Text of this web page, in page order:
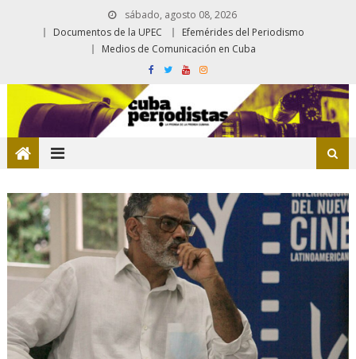
sábado, agosto 08, 2026
Documentos de la UPEC
Efemérides del Periodismo
Medios de Comunicación en Cuba